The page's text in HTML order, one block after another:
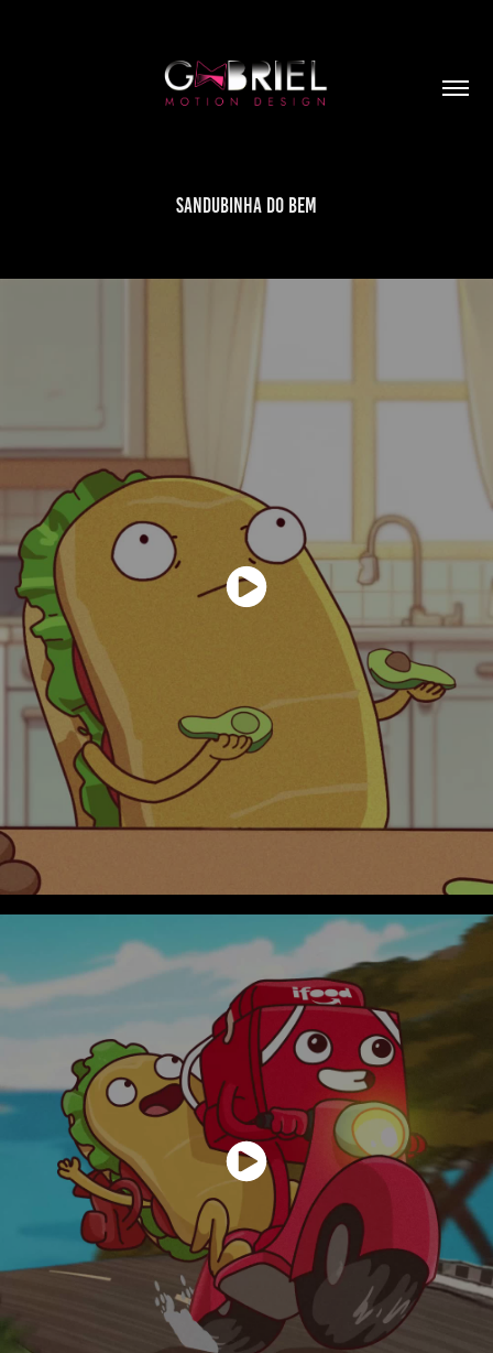
Sandubinha do bem